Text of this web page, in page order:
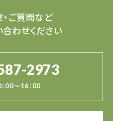
ご質問など
わせください
2973
00～16：00